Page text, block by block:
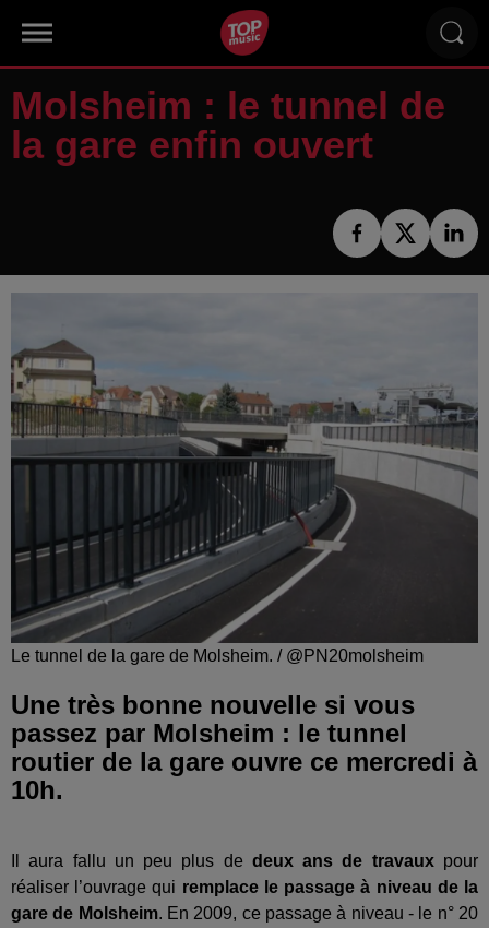
Molsheim : le tunnel de
la gare enfin ouvert
Le tunnel de la gare de Molsheim. / @PN20molsheim
Une très bonne nouvelle si vous
passez par Molsheim : le tunnel
routier de la gare ouvre ce mercredi à
10h.
Il aura fallu un peu plus de deux ans de travauxpour
réaliser l’ouvrage qui remplace le passage à niveau de la
gare de Molsheim. En 2009, ce passage à niveau - le n° 20